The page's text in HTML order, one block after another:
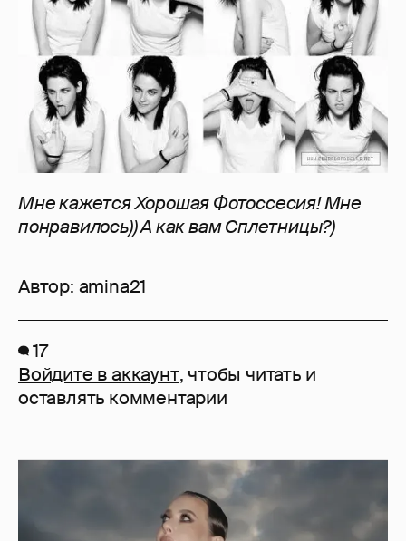
Мне кажется Хорошая Фотоссесия! Мне
понравилось)) А как вам Сплетницы?)
Автор: amina21
17
Войдите в аккаунт, чтобы читать и
оставлять комментарии